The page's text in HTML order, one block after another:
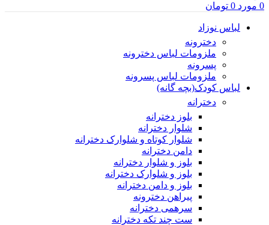
0 مورد 0 تومان
لباس نوزاد
دخترونه
ملزومات لباس دخترونه
پسرونه
ملزومات لباس پسرونه
لباس کودک(بچه گانه)
دخترانه
بلوز دخترانه
شلوار دخترانه
شلوار کوتاه و شلوارک دخترانه
دامن دخترانه
بلوز و شلوار دخترانه
بلوز و شلوارک دخترانه
بلوز و دامن دخترانه
پیراهن دخترونه
سرهمی دخترانه
ست چند تکه دخترانه